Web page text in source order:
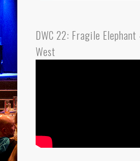
DWC 22: Fragile
West